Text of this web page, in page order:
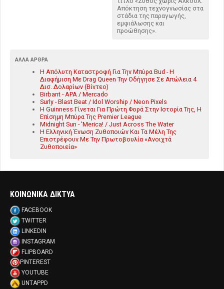
Απόκτηση τεχνογνωσίας στα
στάδια της παραγωγής,
εμφιάλωσης και
προώθησης».
ΆΛΛΑ ΆΡΘΡΑ
Η Απόλυτη Καταστροφή Για Την Μπύρα Bud - Η
Διαφήμιση Με Drag Queen Την Οδήγησε Σε Απώλεια 4
Δισ. Δολαρίων (Βίντεο)
Birbant - APA / Mercado
Surly - Blast Beat / Idol Worship / Neon Pixels
Η Guinness Γίνεται Για Πρώτη Φορά Στην Ιστορία Της, Η
Επίσημη Μπύρα Της Premier League
Midnight Sun - 'Merica! / Just Across The Water
Η Ελληνική Ένωση Ζυθοποιών Και Τα Μέλη Της
Επιστρέφουν Με Την Πρωτοβουλία «Ανοιχτά
Ζυθοποιεία»
ΚΟΙΝΩΝΙΚΑ ΔΙΚΤΥΑ
FACEBOOK
TWITTER
LINKEDIN
INSTAGRAM
FLIPBOARD
PINTEREST
YOUTUBE
UNTAPPD